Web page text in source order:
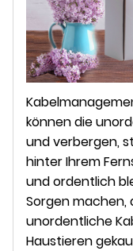
können die
und verbergen,
hinter Ihrem
und ordentlich
Sorgen machen,
unordentliche
Haustieren